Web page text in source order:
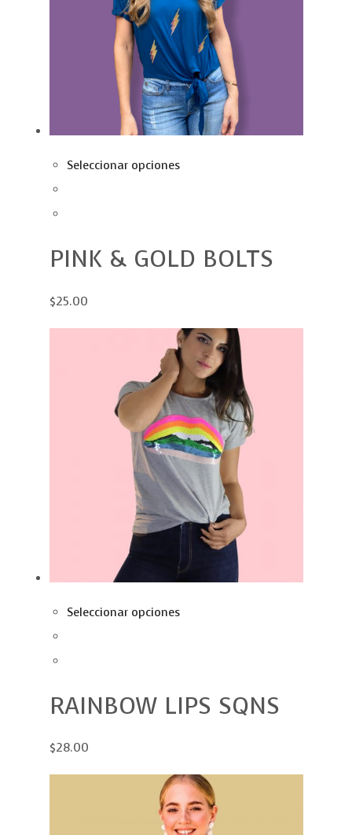
Seleccionar opciones
PINK & GOLD BOLTS
$25.00
Seleccionar opciones
RAINBOW LIPS SQNS
$28.00